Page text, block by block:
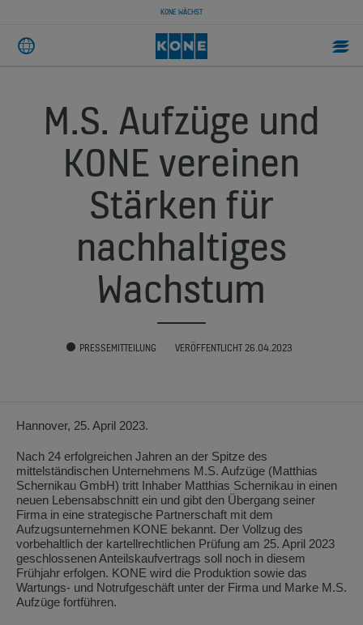
KONE WÄCHST
M.S. Aufzüge und
KONE vereinen
Stärken für
nachhaltiges
Wachstum
PRESSEMITTEILUNG VERÖFFENTLICHT 26.04.2023
Hannover, 25. April 2023.
Nach 24 erfolgreichen Jahren an der Spitze des
mittelständischen Unternehmens M.S. Aufzüge (Matthias
Schernikau GmbH) tritt Inhaber Matthias Schernikau in einen
neuen Lebensabschnitt ein und gibt den Übergang seiner
Firma in eine strategische Partnerschaft mit dem
Aufzugsunternehmen KONE bekannt. Der Vollzug des
vorbehaltlich der kartellrechtlichen Prüfung am 25. April 2023
geschlossenen Anteilskaufvertrags soll noch in diesem
Frühjahr erfolgen. KONE wird die Produktion sowie das
Wartungs- und Notrufgeschäft unter der Firma und Marke M.S.
Aufzüge fortführen.